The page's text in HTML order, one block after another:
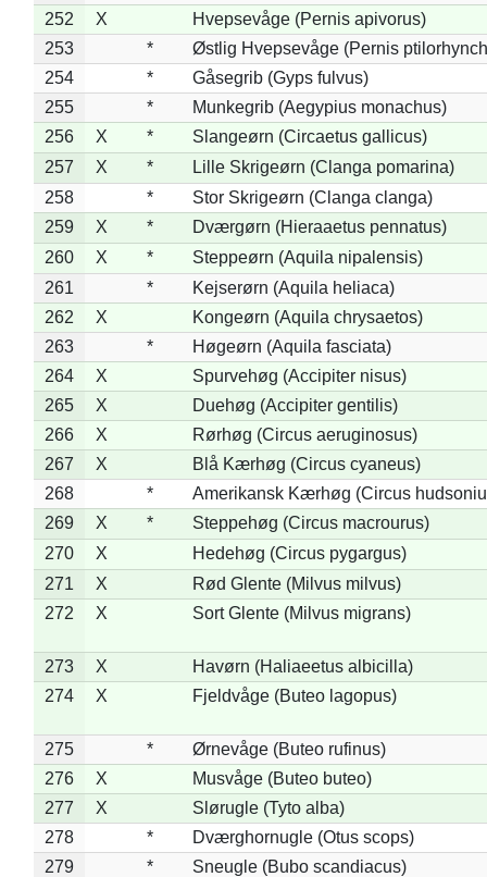
252
X
Hvepsevåge (Pernis apivorus)
253
*
Østlig Hvepsevåge (Pernis
254
*
Gåsegrib (Gyps fulvus)
255
*
Munkegrib (Aegypius monachus)
256
X *
Slangeørn (Circaetus gallicus)
257
X *
Lille Skrigeørn (Clanga pomarina)
258
*
Stor Skrigeørn (Clanga clanga)
259
X *
Dværgørn (Hieraaetus pennatus)
260
X *
Steppeørn (Aquila nipalensis)
261
*
Kejserørn (Aquila heliaca)
262
X
Kongeørn (Aquila chrysaetos)
263
*
Høgeørn (Aquila fasciata)
264
X
Spurvehøg (Accipiter nisus)
265
X
Duehøg (Accipiter gentilis)
266
X
Rørhøg (Circus aeruginosus)
267
X
Blå Kærhøg (Circus cyaneus)
268
*
Amerikansk Kærhøg (Circus
269
X *
Steppehøg (Circus macrourus)
270
X
Hedehøg (Circus pygargus)
271
X
Rød Glente (Milvus milvus)
272
X Sort Glente (Milvus migrans)
273 X
Havørn (Haliaeetus albicilla)
274
X Fjeldvåge (Buteo lagopus)
275 *
Ørnevåge (Buteo rufinus)
276
X
Musvåge (Buteo buteo)
277
X
Slørugle (Tyto alba)
278
*
Dværghornugle (Otus scops)
279
*
Sneugle (Bubo scandiacus)